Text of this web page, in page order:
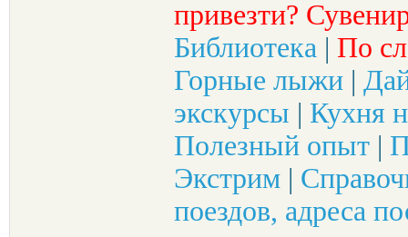
привезти?
Библиотека | По
Горные лыжи |
экскурсы | Кухня
Полезный опыт |
Экстрим |
поездов, адреса